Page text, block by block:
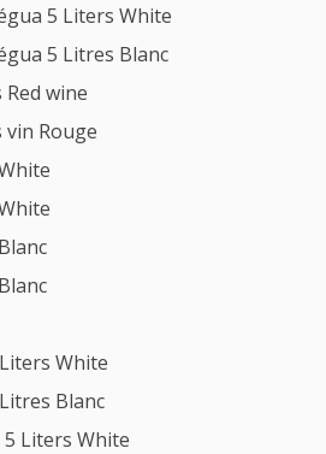
5 Liters White
5 Litres Blanc
wine
Rouge
White
Blanc
Liters White